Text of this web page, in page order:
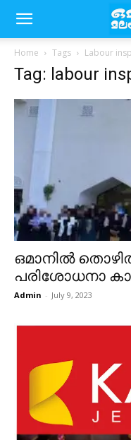
Home Tags Labour
Tag: labour
ഒമാനിൽ
പരിശോധനാ
Admin - July 9, 2023